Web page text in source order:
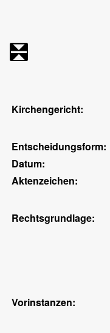
Kirchengericht:
Entscheidungsform:
Datum:
Aktenzeichen:
Rechtsgrundlage:
Vorinstanzen: